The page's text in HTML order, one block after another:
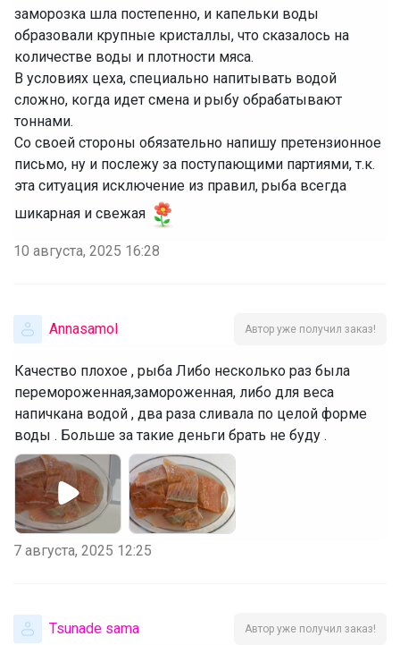
заморозка шла постепенно, и капельки воды
образовали крупные кристаллы, что сказалось на
количестве воды и плотности мяса.
‌В условиях цеха, специально напитывать водой
сложно, когда идет смена и рыбу обрабатывают
тоннами.
‌Со своей стороны обязательно напишу претензионное
письмо, ну и послежу за поступающими партиями, т.к.
эта ситуация исключение из правил, рыба всегда
шикарная и свежая
10 августа, 2025 16:28
Annasamol Автор уже получил заказ!
Качество плохое , рыба Либо несколько раз была
перемороженная,замороженная, либо для веса
напичкана водой , два раза сливала по целой форме
воды . Больше за такие деньги брать не буду .
7 августа, 2025 12:25
Tsunade sama Автор уже получил заказ!